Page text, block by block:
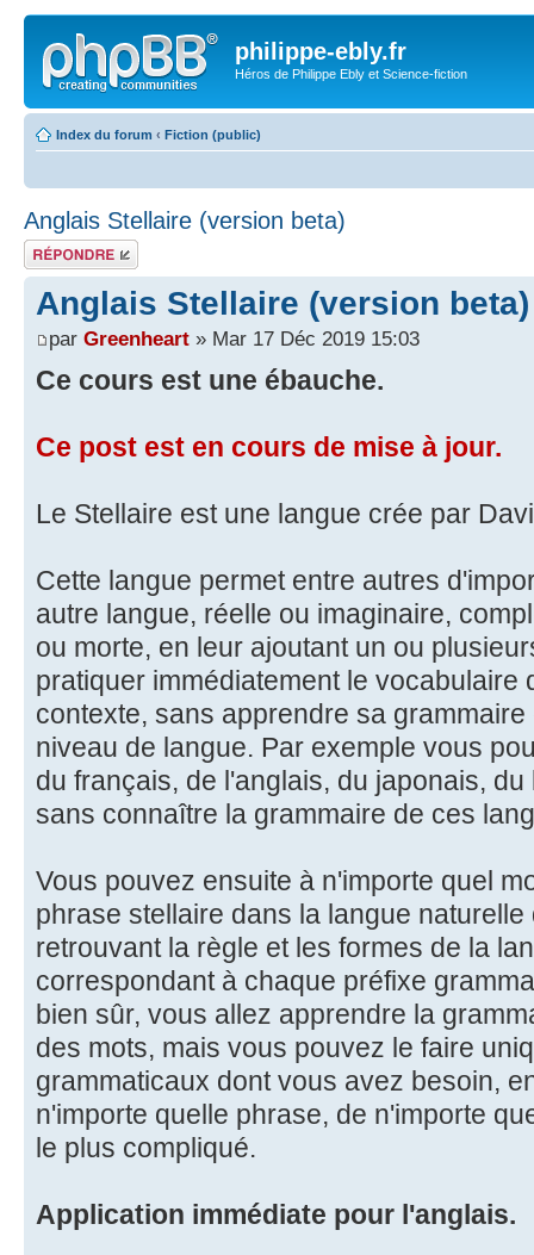
philippe-ebly.fr
Héros de Philippe Ebly et Science-fiction
Index du forum ‹ Fiction (public)
Anglais Stellaire (version beta)
Répondre
Anglais Stellaire (version beta)
par Greenheart » Mar 17 Déc 2019 15:03
Ce cours est une ébauche.
Ce post est en cours de mise à jour.
Le Stellaire est une langue crée par
Cette langue permet entre autres
autre langue, réelle ou imaginaire,
ou morte, en leur ajoutant un ou
pratiquer immédiatement le vocabulaire
contexte, sans apprendre sa
niveau de langue. Par exemple vous
du français, de l'anglais, du japonais,
sans connaître la grammaire de ces
Vous pouvez ensuite à n'importe quel
phrase stellaire dans la langue
retrouvant la règle et les formes de la
correspondant à chaque préfixe
bien sûr, vous allez apprendre la
des mots, mais vous pouvez le faire
grammaticaux dont vous avez besoin,
n'importe quelle phrase, de n'importe
le plus compliqué.
Application immédiate pour l'anglais.